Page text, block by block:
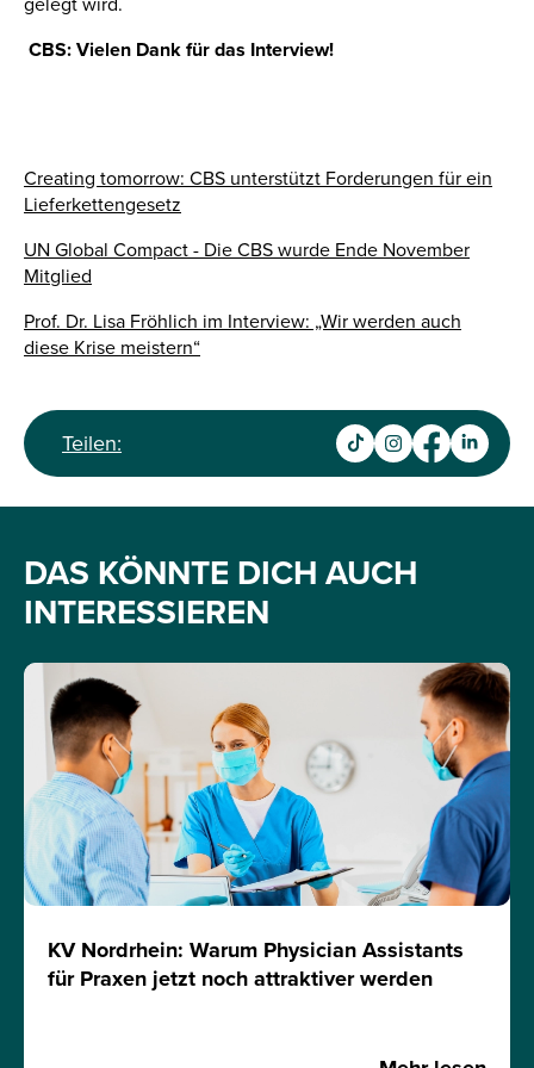
gelegt wird.
CBS: Vielen Dank für das Interview!
Creating tomorrow: CBS unterstützt Forderungen für ein
Lieferkettengesetz
UN Global Compact - Die CBS wurde Ende November
Mitglied
Prof. Dr. Lisa Fröhlich im Interview: „Wir werden auch
diese Krise meistern“
Teilen:
DAS KÖNNTE DICH AUCH
INTERESSIEREN
KV Nordrhein: Warum Physician Assistants
für Praxen jetzt noch attraktiver werden